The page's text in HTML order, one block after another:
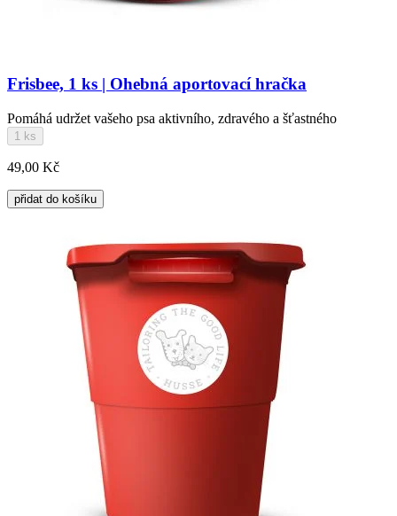
Frisbee, 1 ks | Ohebná aportovací hračka
Pomáhá udržet vašeho psa aktivního, zdravého a šťastného
1 ks
49,00 Kč
přidat do košíku